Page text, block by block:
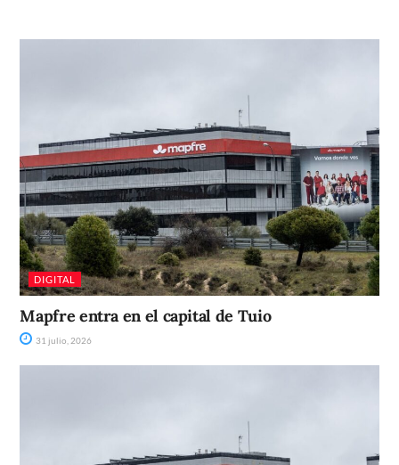
DIGITAL
Mapfre entra en el capital de Tuio
31 julio, 2026